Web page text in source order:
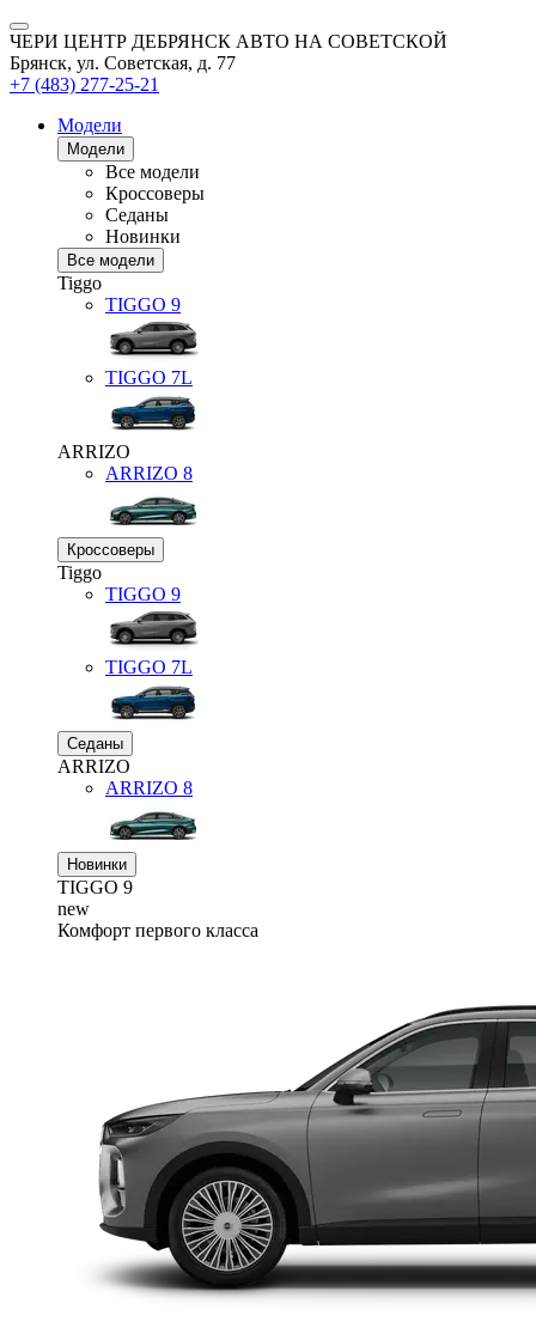
ЧЕРИ ЦЕНТР ДЕБРЯНСК АВТО НА СОВЕТСКОЙ
Брянск, ул. Советская, д. 77
+7 (483) 277-25-21
Модели
Модели
Все модели
Кроссоверы
Седаны
Новинки
Все модели
Tiggo
TIGGO 9
TIGGO 7L
ARRIZO
ARRIZO 8
Кроссоверы
Tiggo
TIGGO 9
TIGGO 7L
Седаны
ARRIZO
ARRIZO 8
Новинки
TIGGO 9
new
Комфорт первого класса